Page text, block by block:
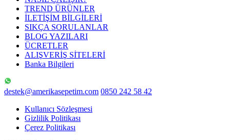
TREND ÜRÜNLER
İLETİŞİM BİLGİLERİ
SIKÇA SORULANLAR
BLOG YAZILARI
ÜCRETLER
ALIŞVERİŞ SİTELERİ
Banka Bilgileri
destek@amerikasepetim.com 0850 242 58 42
Kullanıcı Sözleşmesi
Gizlilik Politikası
Çerez Politikası